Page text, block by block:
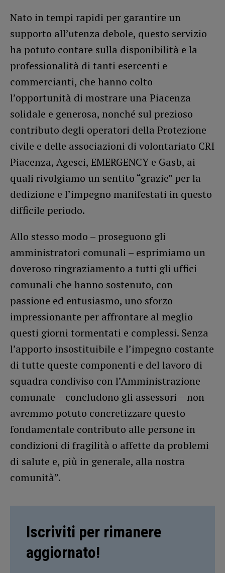
Nato in tempi rapidi per garantire un
supporto all’utenza debole, questo servizio
ha potuto contare sulla disponibilità e la
professionalità di tanti esercenti e
commercianti, che hanno colto
l’opportunità di mostrare una Piacenza
solidale e generosa, nonché sul prezioso
contributo degli operatori della Protezione
civile e delle associazioni di volontariato CRI
Piacenza, Agesci, EMERGENCY e Gasb, ai
quali rivolgiamo un sentito “grazie” per la
dedizione e l’impegno manifestati in questo
difficile periodo.
Allo stesso modo – proseguono gli
amministratori comunali – esprimiamo un
doveroso ringraziamento a tutti gli uffici
comunali che hanno sostenuto, con
passione ed entusiasmo, uno sforzo
impressionante per affrontare al meglio
questi giorni tormentati e complessi. Senza
l’apporto insostituibile e l’impegno costante
di tutte queste componenti e del lavoro di
squadra condiviso con l’Amministrazione
comunale – concludono gli assessori – non
avremmo potuto concretizzare questo
fondamentale contributo alle persone in
condizioni di fragilità o affette da problemi
di salute e, più in generale, alla nostra
comunità”.
Iscriviti per rimanere
aggiornato!